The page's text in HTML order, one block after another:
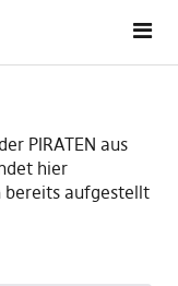
PIRATEN aus
hier
bereits aufgestellt